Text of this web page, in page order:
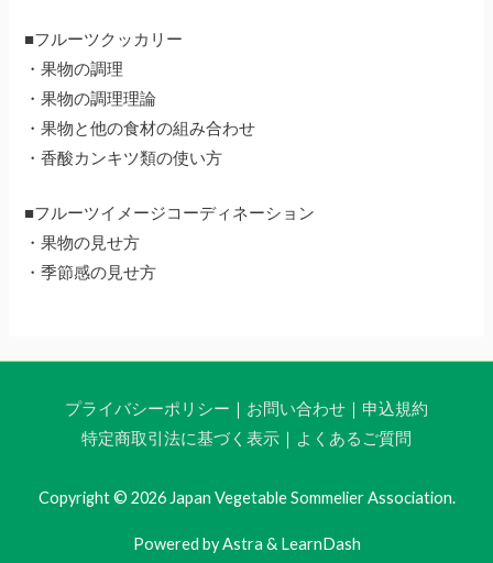
■フルーツクッカリー
・果物の調理
・果物の調理理論
・果物と他の食材の組み合わせ
・香酸カンキツ類の使い方
■フルーツイメージコーディネーション
・果物の見せ方
・季節感の見せ方
プライバシーポリシー ｜ お問い合わせ ｜ 申込規約
特定商取引法に基づく表示 ｜ よくあるご質問
Copyright © 2026 Japan Vegetable Sommelier Association.
Powered by Astra & LearnDash